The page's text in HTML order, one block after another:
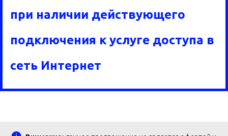
при наличии действующего
подключения к услуге доступа в
сеть Интернет